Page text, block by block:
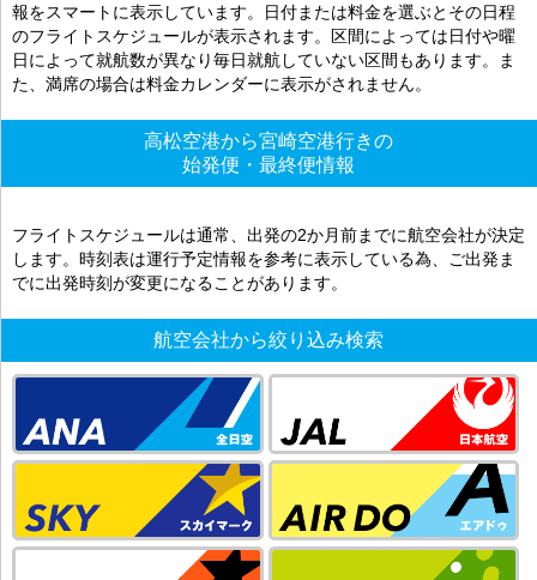
報をスマートに表示しています。日付または料金を選ぶとその日程
のフライトスケジュールが表示されます。区間によっては日付や曜
日によって就航数が異なり毎日就航していない区間もあります。ま
た、満席の場合は料金カレンダーに表示がされません。
高松空港から宮崎空港行きの
始発便・最終便情報
フライトスケジュールは通常、出発の2か月前までに航空会社が決定
します。時刻表は運行予定情報を参考に表示している為、ご出発ま
でに出発時刻が変更になることがあります。
航空会社から絞り込み検索